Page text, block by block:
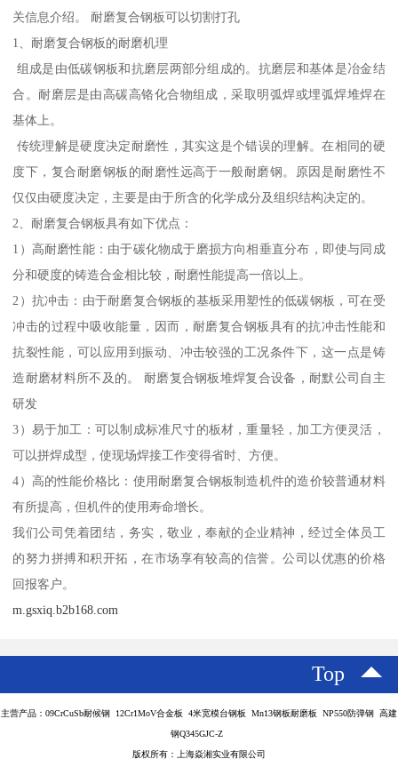
关信息介绍。 耐磨复合钢板可以切割打孔
1、耐磨复合钢板的耐磨机理
组成是由低碳钢板和抗磨层两部分组成的。抗磨层和基体是冶金结
合。耐磨层是由高碳高铬化合物组成，采取明弧焊或埋弧焊堆焊在
基体上。
传统理解是硬度决定耐磨性，其实这是个错误的理解。在相同的硬
度下，复合耐磨钢板的耐磨性远高于一般耐磨钢。原因是耐磨性不
仅仅由硬度决定，主要是由于所含的化学成分及组织结构决定的。
2、耐磨复合钢板具有如下优点：
1）高耐磨性能：由于碳化物成于磨损方向相垂直分布，即使与同成
分和硬度的铸造合金相比较，耐磨性能提高一倍以上。
2）抗冲击：由于耐磨复合钢板的基板采用塑性的低碳钢板，可在受
冲击的过程中吸收能量，因而，耐磨复合钢板具有的抗冲击性能和
抗裂性能，可以应用到振动、冲击较强的工况条件下，这一点是铸
造耐磨材料所不及的。 耐磨复合钢板堆焊复合设备，耐默公司自主
研发
3）易于加工：可以制成标准尺寸的板材，重量轻，加工方便灵活，
可以拼焊成型，使现场焊接工作变得省时、方便。
4）高的性能价格比：使用耐磨复合钢板制造机件的造价较普通材料
有所提高，但机件的使用寿命增长。
我们公司凭着团结，务实，敬业，奉献的企业精神，经过全体员工
的努力拼搏和积开拓，在市场享有较高的信誉。公司以优惠的价格
回报客户。
m.gsxiq.b2b168.com
Top
主营产品：09CrCuSb耐候钢 12Cr1MoV合金板 4米宽模台钢板 Mn13钢板耐磨板 NP550防弹钢 高建
钢Q345GJC-Z
版权所有：上海焱湘实业有限公司